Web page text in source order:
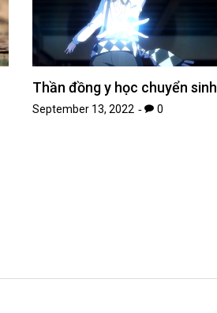
Thần đồng y học chuyển sinh
September 13, 2022 0